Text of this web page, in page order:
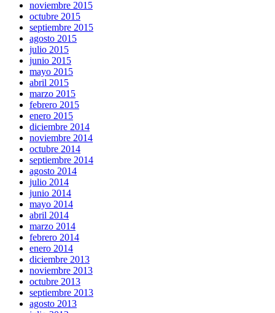
noviembre 2015
octubre 2015
septiembre 2015
agosto 2015
julio 2015
junio 2015
mayo 2015
abril 2015
marzo 2015
febrero 2015
enero 2015
diciembre 2014
noviembre 2014
octubre 2014
septiembre 2014
agosto 2014
julio 2014
junio 2014
mayo 2014
abril 2014
marzo 2014
febrero 2014
enero 2014
diciembre 2013
noviembre 2013
octubre 2013
septiembre 2013
agosto 2013